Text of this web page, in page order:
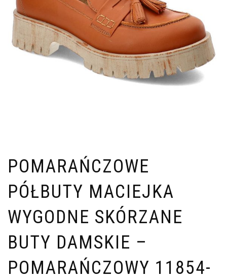
POMARAŃCZOWE
PÓŁBUTY MACIEJKA
WYGODNE SKÓRZANE
BUTY DAMSKIE –
POMARAŃCZOWY 11854-